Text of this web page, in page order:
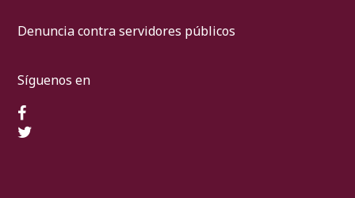
Denuncia contra servidores públicos
Síguenos en